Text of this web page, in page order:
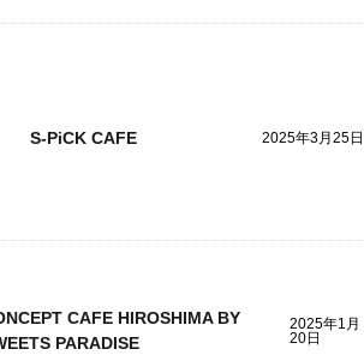
S-PiCK CAFE 2025年3月25日
CAFE HIROSHIMA BY
PARADISE
2025年1月
20日